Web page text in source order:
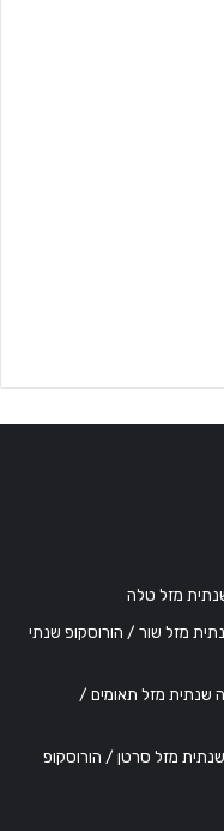
שנתית מזל שור / הורוסקופ שנתי
שנתית מזל תאומים /
שנתית מזל סרטן / הורוסקופ